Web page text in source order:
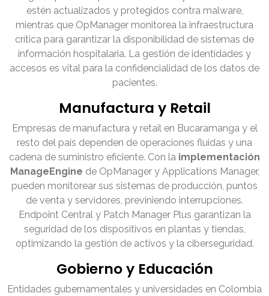
estén actualizados y protegidos contra malware,
mientras que OpManager monitorea la infraestructura
crítica para garantizar la disponibilidad de sistemas de
información hospitalaria. La gestión de identidades y
accesos es vital para la confidencialidad de los datos de
pacientes.
Manufactura y Retail
Empresas de manufactura y retail en Bucaramanga y el
resto del país dependen de operaciones fluidas y una
cadena de suministro eficiente. Con la implementación
ManageEngine de OpManager y Applications Manager,
pueden monitorear sus sistemas de producción, puntos
de venta y servidores, previniendo interrupciones.
Endpoint Central y Patch Manager Plus garantizan la
seguridad de los dispositivos en plantas y tiendas,
optimizando la gestión de activos y la ciberseguridad.
Gobierno y Educación
Entidades gubernamentales y universidades en Colombia